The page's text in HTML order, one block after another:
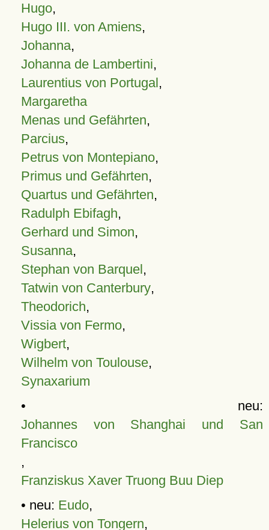
Hugo,
Hugo III. von Amiens,
Johanna,
Johanna de Lambertini,
Laurentius von Portugal,
Margaretha
Menas und Gefährten,
Parcius,
Petrus von Montepiano,
Primus und Gefährten,
Quartus und Gefährten,
Radulph Ebifagh,
Gerhard und Simon,
Susanna,
Stephan von Barquel,
Tatwin von Canterbury,
Theodorich,
Vissia von Fermo,
Wigbert,
Wilhelm von Toulouse,
Synaxarium
• neu:
Johannes von Shanghai und San
Francisco
,
Franziskus Xaver Truong Buu Diep
• neu: Eudo,
Helerius von Tongern,